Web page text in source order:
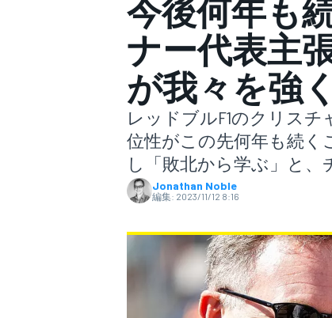
スーパーフォーミュラ
今後何年も
ナー代表主
が我々を強
レッドブルF1のクリス
位性がこの先何年も続
し「敗北から学ぶ」と、
Jonathan Noble
編集: 2023/11/12 8:16